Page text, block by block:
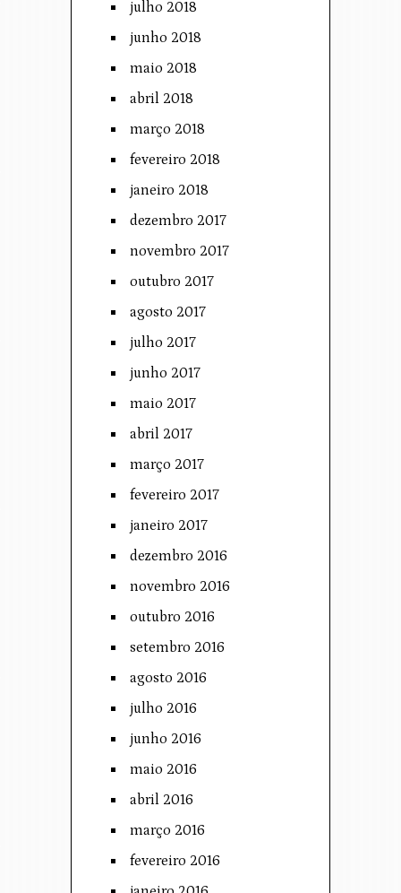
julho 2018
junho 2018
maio 2018
abril 2018
março 2018
fevereiro 2018
janeiro 2018
dezembro 2017
novembro 2017
outubro 2017
agosto 2017
julho 2017
junho 2017
maio 2017
abril 2017
março 2017
fevereiro 2017
janeiro 2017
dezembro 2016
novembro 2016
outubro 2016
setembro 2016
agosto 2016
julho 2016
junho 2016
maio 2016
abril 2016
março 2016
fevereiro 2016